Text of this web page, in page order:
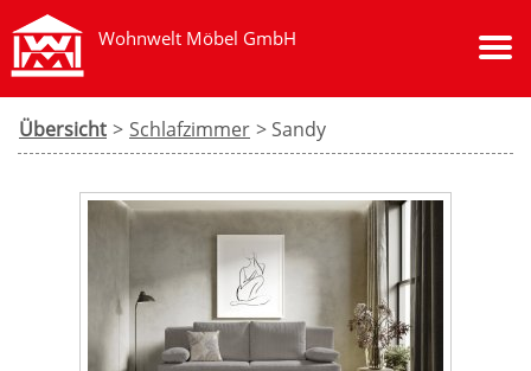
Wohnwelt Möbel GmbH
Übersicht > Schlafzimmer > Sandy